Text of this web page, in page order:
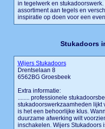
in tegelwerk en
assortiment aan tegels en
inspiratie op doen voor een
Stukadoors
Wijers Stukadoors
Drentselaan 8
6562BG Groesbeek
Extra informatie:
........ professionele
stukadoorswerkzaamheden lijkt
is het een behoorlijke klus.
duurzame afwerking wilt
inschakelen. Wijers Stukadoors